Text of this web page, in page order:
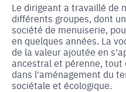
Le dirigeant a travaillé de
différents groupes, dont
société de menuiserie,
en quelques années. La
de la valeur ajoutée en
ancestral et pérenne,
dans l'aménagement du
sociétale et écologique.